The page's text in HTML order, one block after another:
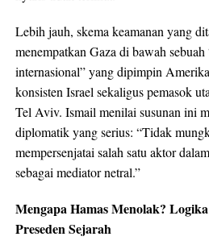
Lebih jauh, skema keamanan yang
menempatkan Gaza di bawah
internasional” yang dipimpin
konsisten Israel sekaligus pemasok
Tel Aviv. Ismail menilai susunan ini
diplomatik yang serius: “Tidak
mempersenjatai salah satu aktor
sebagai mediator netral.”
Mengapa Hamas Menolak?
Preseden Sejarah